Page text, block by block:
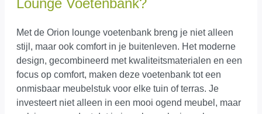
Met de Orion lounge voetenbank breng je niet alleen
stijl, maar ook comfort in je buitenleven. Het moderne
design, gecombineerd met kwaliteitsmaterialen en een
focus op comfort, maken deze voetenbank tot een
onmisbaar meubelstuk voor elke tuin of terras. Je
investeert niet alleen in een mooi ogend meubel, maar